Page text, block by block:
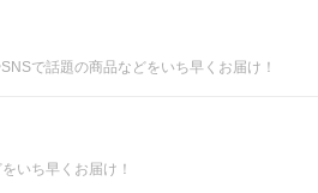
で話題の商品などをいち早くお届け！
いち早くお届け！